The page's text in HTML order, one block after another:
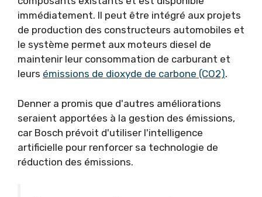
immédiatement. Il peut être intégré aux projets
de production des constructeurs automobiles et
le système permet aux moteurs diesel de
maintenir leur consommation de carburant et
leurs émissions de dioxyde de carbone (CO2).
Denner a promis que d'autres améliorations
seraient apportées à la gestion des émissions,
car Bosch prévoit d'utiliser l'intelligence
artificielle pour renforcer sa technologie de
réduction des émissions.